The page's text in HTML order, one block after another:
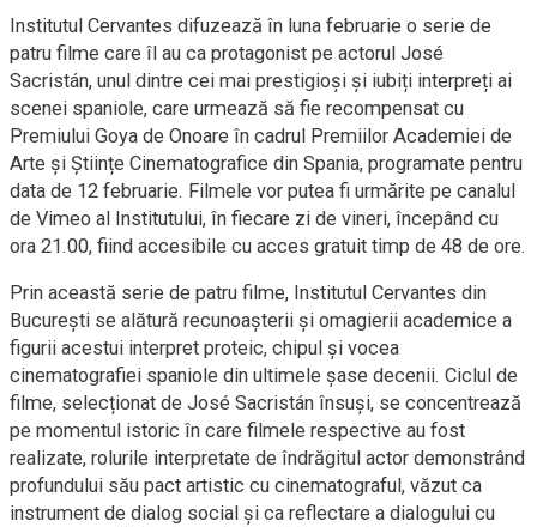
Institutul Cervantes difuzează în luna februarie o serie de
patru filme care îl au ca protagonist pe actorul José
Sacristán, unul dintre cei mai prestigioși și iubiți interpreți ai
scenei spaniole, care urmează să fie recompensat cu
Premiului Goya de Onoare în cadrul Premiilor Academiei de
Arte și Științe Cinematografice din Spania, programate pentru
data de 12 februarie. Filmele vor putea fi urmărite pe canalul
de Vimeo al Institutului, în fiecare zi de vineri, începând cu
ora 21.00, fiind accesibile cu acces gratuit timp de 48 de ore.
Prin această serie de patru filme, Institutul Cervantes din
București se alătură recunoașterii și omagierii academice a
figurii acestui interpret proteic, chipul și vocea
cinematografiei spaniole din ultimele șase decenii. Ciclul de
filme, selecționat de José Sacristán însuși, se concentrează
pe momentul istoric în care filmele respective au fost
realizate, rolurile interpretate de îndrăgitul actor demonstrând
profundului său pact artistic cu cinematograful, văzut ca
instrument de dialog social și ca reflectare a dialogului cu